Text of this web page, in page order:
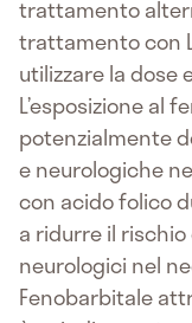
trattamento
trattamento con
utilizzare la dose
L’esposizione al
potenzialmente
e neurologiche
con acido folico
a ridurre il
neurologici nel
Fenobarbitale